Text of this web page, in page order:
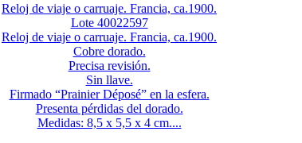
Reloj de viaje o carruaje. Francia, ca.1900.
Lote 40022597
Reloj de viaje o carruaje. Francia, ca.1900.
Cobre dorado.
Precisa revisión.
Sin llave.
Firmado “Prainier Déposé” en la esfera.
Presenta pérdidas del dorado.
Medidas: 8,5 x 5,5 x 4 cm....